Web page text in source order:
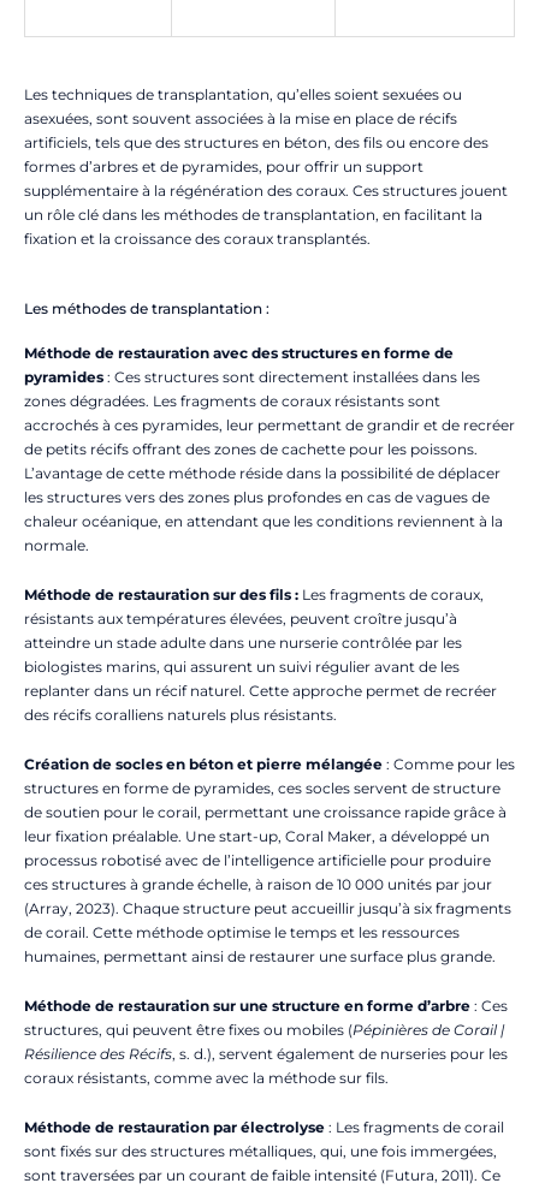
Les techniques de transplantation, qu’elles soient sexuées ou
asexuées, sont souvent associées à la mise en place de récifs
artificiels, tels que des structures en béton, des fils ou encore des
formes d’arbres et de pyramides, pour offrir un support
supplémentaire à la régénération des coraux. Ces structures jouent
un rôle clé dans les méthodes de transplantation, en facilitant la
fixation et la croissance des coraux transplantés.
Les méthodes de transplantation :
Méthode de restauration avec des structures en forme de
pyramides : Ces structures sont directement installées dans les
zones dégradées. Les fragments de coraux résistants sont
accrochés à ces pyramides, leur permettant de grandir et de recréer
de petits récifs offrant des zones de cachette pour les poissons.
L’avantage de cette méthode réside dans la possibilité de déplacer
les structures vers des zones plus profondes en cas de vagues de
chaleur océanique, en attendant que les conditions reviennent à la
normale.
Méthode de restauration sur des fils : Les fragments de coraux,
résistants aux températures élevées, peuvent croître jusqu’à
atteindre un stade adulte dans une nurserie contrôlée par les
biologistes marins, qui assurent un suivi régulier avant de les
replanter dans un récif naturel. Cette approche permet de recréer
des récifs coralliens naturels plus résistants.
Création de socles en béton et pierre mélangée : Comme pour les
structures en forme de pyramides, ces socles servent de structure
de soutien pour le corail, permettant une croissance rapide grâce à
leur fixation préalable. Une start-up, Coral Maker, a développé un
processus robotisé avec de l’intelligence artificielle pour produire
ces structures à grande échelle, à raison de 10 000 unités par jour
(Array, 2023). Chaque structure peut accueillir jusqu’à six fragments
de corail. Cette méthode optimise le temps et les ressources
humaines, permettant ainsi de restaurer une surface plus grande.
Méthode de restauration sur une structure en forme d’arbre : Ces
structures, qui peuvent être fixes ou mobiles (Pépinières de Corail |
Résilience des Récifs, s. d.), servent également de nurseries pour les
coraux résistants, comme avec la méthode sur fils.
Méthode de restauration par électrolyse : Les fragments de corail
sont fixés sur des structures métalliques, qui, une fois immergées,
sont traversées par un courant de faible intensité (Futura, 2011). Ce